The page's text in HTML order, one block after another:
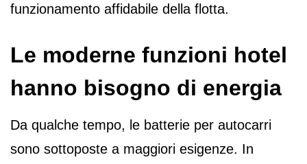
funzionamento affidabile della flotta.
Le moderne funzioni hotel
hanno bisogno di energia
Da qualche tempo, le batterie per autocarri
sono sottoposte a maggiori esigenze. In